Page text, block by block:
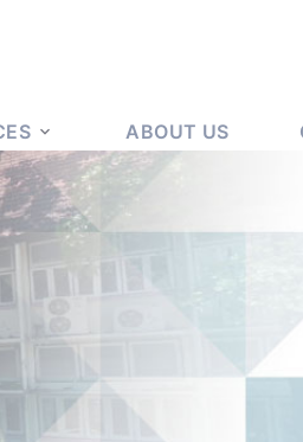
ABOUT US